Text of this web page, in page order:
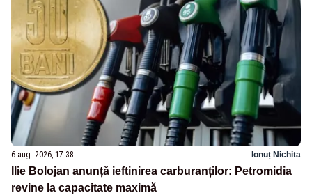
6 aug. 2026, 17:38 Ionuț Nichita
Ilie Bolojan anunță ieftinirea carburanților: Petromidia
revine la capacitate maximă